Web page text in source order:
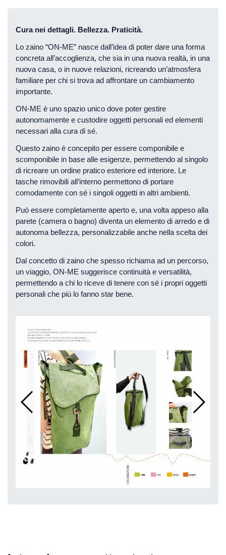
Cura nei dettagli. Bellezza. Praticità.
Lo zaino “ON-ME” nasce dall’idea di poter dare una forma
concreta all’accoglienza, che sia in una nuova realtà, in una
nuova casa, o in nuove relazioni, ricreando un’atmosfera
familiare per chi si trova ad affrontare un cambiamento
importante.
ON-ME è uno spazio unico dove poter gestire
autonomamente e custodire oggetti personali ed elementi
necessari alla cura di sé.
Questo zaino è concepito per essere componibile e
scomponibile in base alle esigenze, permettendo al singolo
di ricreare un ordine pratico esteriore ed interiore. Le
tasche rimovibili all’interno permettono di portare
comodamente con sé i singoli oggetti in altri ambienti.
Può essere completamente aperto e, una volta appeso alla
parete (camera o bagno) diventa un elemento di arredo e di
autonoma bellezza, personalizzabile anche nella scelta dei
colori.
Dal concetto di zaino che spesso richiama ad un percorso,
un viaggio, ON-ME suggerisce continuità e versatilità,
permettendo a chi lo riceve di tenere con sé i propri oggetti
personali che più lo fanno star bene.